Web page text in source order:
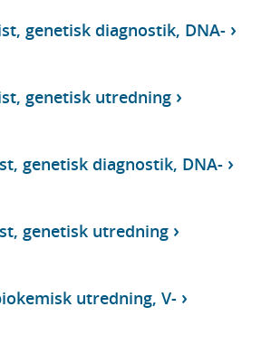
genetisk diagnostik, DNA-
genetisk utredning
genetisk diagnostik, DNA-
genetisk utredning
utredning, V-